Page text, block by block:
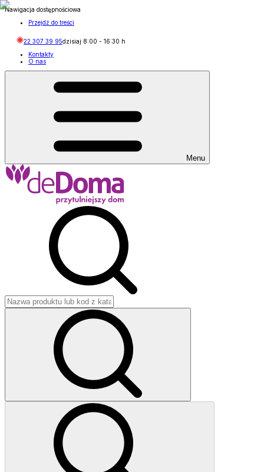
Nawigacja dostępnościowa
Przejdź do treści
22 307 39 95dzisiaj 8:00 - 16:30 h
Kontakty
O nas
Menu